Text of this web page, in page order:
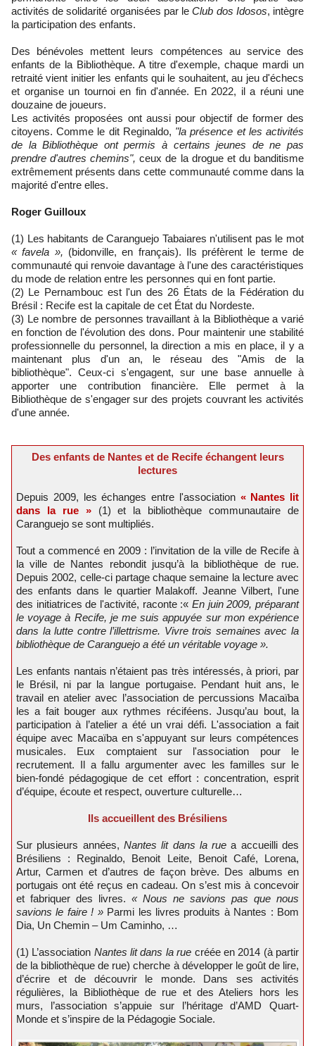
activités de solidarité organisées par leClub dos Idosos, intègre
la participation des enfants.
Des bénévoles mettent leurs compétences au service des
enfants de la Bibliothèque. A titre d'exemple, chaque mardi un
retraité vient initier les enfants qui le souhaitent, au jeu d'échecs
et organise un tournoi en fin d'année. En 2022, il a réuni une
douzaine de joueurs.
Les activités proposées ont aussi pour objectif de former des
citoyens. Comme le dit Reginaldo, "la présence et les activités
de la Bibliothèque ont permis à certains jeunes de ne pas
prendre d'autres chemins", ceux de la drogue et du banditisme
extrêmement présents dans cette communauté comme dans la
majorité d'entre elles.
Roger Guilloux
(1) Les habitants de Caranguejo Tabaiares n'utilisent pas le mot
« favela », (bidonville, en français). Ils préfèrent le terme de
communauté qui renvoie davantage à l'une des caractéristiques
du mode de relation entre les personnes qui en font partie.
(2) Le Pernambouc est l'un des 26 États de la Fédération du
Brésil : Recife est la capitale de cet État du Nordeste.
(3) Le nombre de personnes travaillant à la Bibliothèque a varié
en fonction de l'évolution des dons. Pour maintenir une stabilité
professionnelle du personnel, la direction a mis en place, il y a
maintenant plus d'un an, le réseau des "Amis de la
bibliothèque". Ceux-ci s'engagent, sur une base annuelle à
apporter une contribution financière. Elle permet à la
Bibliothèque de s'engager sur des projets couvrant les activités
d'une année.
Des enfants de Nantes et de Recife échangent leurs
lectures
Depuis 2009, les échanges entre l'association « Nantes lit
dans la rue »(1) et la bibliothèque communautaire de
Caranguejo se sont multipliés.
Tout a commencé en 2009 : l’invitation de la ville de Recife à
la ville de Nantes rebondit jusqu’à la bibliothèque de rue.
Depuis 2002, celle-ci partage chaque semaine la lecture avec
des enfants dans le quartier Malakoff. Jeanne Vilbert, l'une
des initiatrices de l'activité, raconte :« En juin 2009, préparant
le voyage à Recife, je me suis appuyée sur mon expérience
dans la lutte contre l’illettrisme. Vivre trois semaines avec la
bibliothèque de Caranguejo a été un véritable voyage ».
Les enfants nantais n’étaient pas très intéressés, à priori, par
le Brésil, ni par la langue portugaise. Pendant huit ans, le
travail en atelier avec l’association de percussions Macaïba
les a fait bouger aux rythmes réciféens. Jusqu’au bout, la
participation à l’atelier a été un vrai défi. L'association a fait
équipe avec Macaïba en s'appuyant sur leurs compétences
musicales. Eux comptaient sur l'association pour le
recrutement. Il a fallu argumenter avec les familles sur le
bien-fondé pédagogique de cet effort : concentration, esprit
d’équipe, écoute et respect, ouverture culturelle…
Ils accueillent des Brésiliens
Sur plusieurs années, Nantes lit dans la rue a accueilli des
Brésiliens : Reginaldo, Benoit Leite, Benoit Café, Lorena,
Artur, Carmen et d’autres de façon brève. Des albums en
portugais ont été reçus en cadeau. On s’est mis à concevoir
et fabriquer des livres. « Nous ne savions pas que nous
savions le faire ! »Parmi les livres produits à Nantes : Bom
Dia, Un Chemin – Um Caminho, …
(1) L’association Nantes lit dans la rue créée en 2014 (à partir
de la bibliothèque de rue) cherche à développer le goût de lire,
d’écrire et de découvrir le monde. Dans ses activités
régulières, la Bibliothèque de rue et des Ateliers hors les
murs, l’association s’appuie sur l’héritage d’AMD Quart-
Monde et s’inspire de la Pédagogie Sociale.